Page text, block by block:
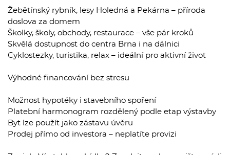
Žebětínský rybník, lesy Holedná a Pekárna – příroda
doslova za domem
Školky, školy, obchody, restaurace – vše pár kroků
Skvělá dostupnost do centra Brna i na dálnici
Cyklostezky, turistika, relax – ideální pro aktivní život
Výhodné financování bez stresu
Možnost hypotéky i stavebního spoření
Platební harmonogram rozdělený podle etap výstavby
Byt lze použít jako zástavu úvěru
Prodej přímo od investora – neplatíte provizi